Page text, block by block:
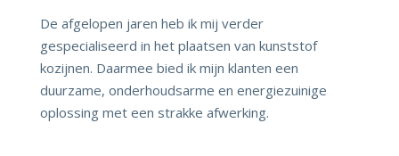
De afgelopen jaren heb ik mij verder
gespecialiseerd in het plaatsen van kunststof
kozijnen. Daarmee bied ik mijn klanten een
duurzame, onderhoudsarme en energiezuinige
oplossing met een strakke afwerking.